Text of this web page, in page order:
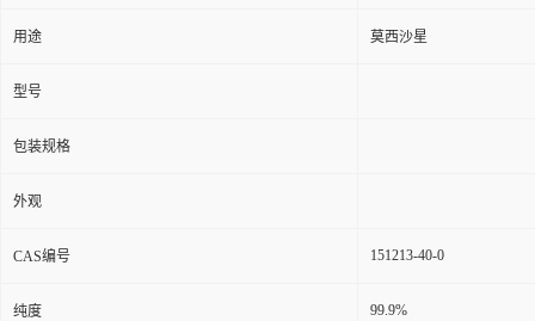
用途 莫西沙星
型号
包装规格
外观
CAS编号 151213-40-0
纯度 99.9%